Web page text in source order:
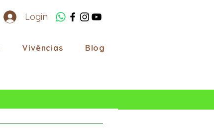
Login
Vivências Blog